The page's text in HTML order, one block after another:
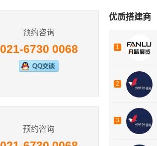
预约咨询
021-6730 0068
预约咨询
优质搭建商
1
2
3